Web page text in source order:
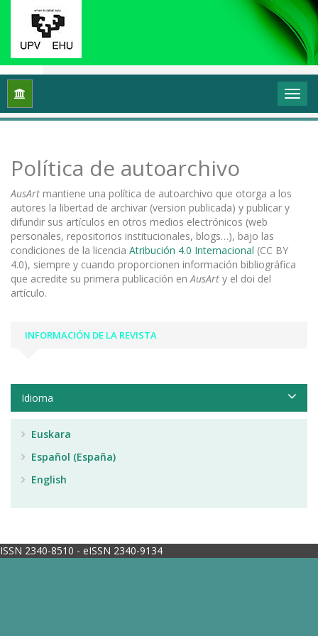
Inicio
Política de autoarchivo
AusArt mantiene una política de autoarchivo que otorga a los
autores la libertad de archivar (version publicada) y publicar y
difundir sus artículos en otros medios electrónicos (web
personales, repositorios institucionales, blogs…), bajo las
condiciones de la licencia Atribución 4.0 Internacional (CC BY
4.0), siempre y cuando proporcionen información bibliográfica
que acredite su primera publicación enAusArt y el doi del
artículo.
INFORMACIÓN DE LA REVISTA
Idioma
Euskara
Español (España)
English
ISSN 2340-8510 - eISSN 2340-9134